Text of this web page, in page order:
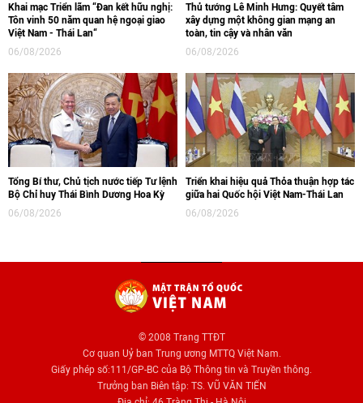
Khai mạc Triển lãm “Đan kết hữu nghị:
Tôn vinh 50 năm quan hệ ngoại giao
Việt Nam - Thái Lan“
06/08/2026
Thủ tướng Lê Minh Hưng: Quyết tâm
xây dựng một không gian mạng an
toàn, tin cậy và nhân văn
06/08/2026
Tổng Bí thư, Chủ tịch nước tiếp Tư lệnh
Bộ Chỉ huy Thái Bình Dương Hoa Kỳ
06/08/2026
Triển khai hiệu quả Thỏa thuận hợp tác
giữa hai Quốc hội Việt Nam-Thái Lan
06/08/2026
© 2008 Trang TTĐT
Cơ quan Uỷ ban Trung ương MTTQ Việt Nam.
Giấy phép số:111/GP-BC của Bộ Thông tin và Truyền thông.
Trưởng ban Biên tập: TS. VŨ VĂN TIẾN